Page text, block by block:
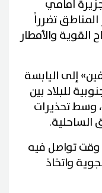
أمامي
المناطق تضرراً
القوية والأمطار
إلى اليابسة
للبلاد بين
وسط تحذيرات
الساحلية.
وقت تواصل فيه
واتخاذ